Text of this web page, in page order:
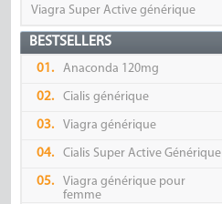
Viagra Super Active générique
BESTSELLERS
01. Anaconda 120mg
02. Cialis générique
03. Viagra générique
04. Cialis Super Active Générique
05.
Viagra générique pour
femme